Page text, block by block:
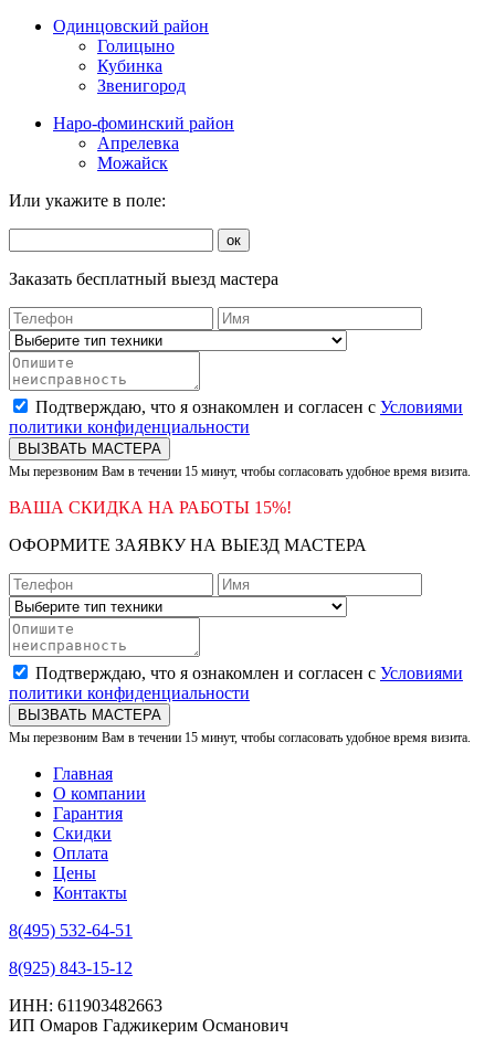
Одинцовский район
Голицыно
Кубинка
Звенигород
Наро-фоминский район
Апрелевка
Можайск
Или укажите в поле:
ок
Заказать бесплатный выезд мастера
Подтверждаю, что я ознакомлен и согласен с Условиями
политики конфиденциальности
ВЫЗВАТЬ МАСТЕРА
Мы перезвоним Вам в течении 15 минут, чтобы согласовать удобное время визита.
ВАША СКИДКА НА РАБОТЫ 15%!
ОФОРМИТЕ ЗАЯВКУ НА ВЫЕЗД МАСТЕРА
Подтверждаю, что я ознакомлен и согласен с Условиями
политики конфиденциальности
ВЫЗВАТЬ МАСТЕРА
Мы перезвоним Вам в течении 15 минут, чтобы согласовать удобное время визита.
Главная
О компании
Гарантия
Скидки
Оплата
Цены
Контакты
8(495) 532-64-51
8(925) 843-15-12
ИНН: 611903482663
ИП Омаров Гаджикерим Османович